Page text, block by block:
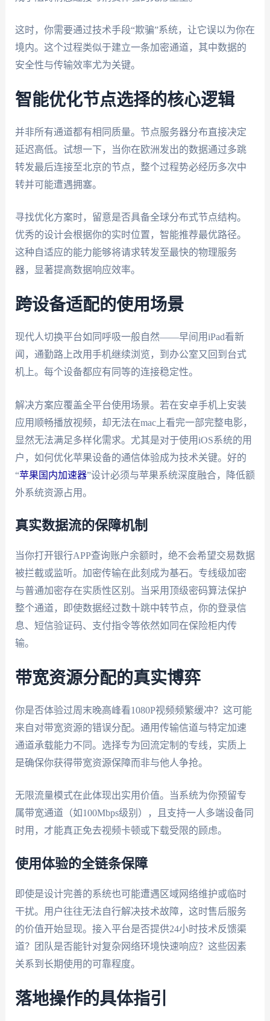
这时，你需要通过技术手段“欺骗”系统，让它误以为你在
境内。这个过程类似于建立一条加密通道，其中数据的
安全性与传输效率尤为关键。
智能优化节点选择的核心逻辑
并非所有通道都有相同质量。节点服务器分布直接决定
延迟高低。试想一下，当你在欧洲发出的数据通过多跳
转发最后连接至北京的节点，整个过程势必经历多次中
转并可能遭遇拥塞。
寻找优化方案时，留意是否具备全球分布式节点结构。
优秀的设计会根据你的实时位置，智能推荐最优路径。
这种自适应的能力能够将请求转发至最快的物理服务
器，显著提高数据响应效率。
跨设备适配的使用场景
现代人切换平台如同呼吸一般自然——早间用iPad看新
闻，通勤路上改用手机继续浏览，到办公室又回到台式
机上。每个设备都应有同等的连接稳定性。
解决方案应覆盖全平台使用场景。若在安卓手机上安装
应用顺畅播放视频，却无法在mac上看完一部完整电影，
显然无法满足多样化需求。尤其是对于使用iOS系统的用
户，如何优化苹果设备的通信体验成为技术关键。好的
“苹果国内加速器”设计必须与苹果系统深度融合，降低额
外系统资源占用。
真实数据流的保障机制
当你打开银行APP查询账户余额时，绝不会希望交易数据
被拦截或监听。加密传输在此刻成为基石。专线级加密
与普通加密存在实质性区别。当采用顶级密码算法保护
整个通道，即使数据经过数十跳中转节点，你的登录信
息、短信验证码、支付指令等依然如同在保险柜内传
输。
带宽资源分配的真实博弈
你是否体验过周末晚高峰看1080P视频频繁缓冲？这可能
来自对带宽资源的错误分配。通用传输信道与特定加速
通道承载能力不同。选择专为回流定制的专线，实质上
是确保你获得带宽资源保障而非与他人争抢。
无限流量模式在此体现出实用价值。当系统为你预留专
属带宽通道（如100Mbps级别），且支持一人多端设备同
时用，才能真正免去视频卡顿或下载受限的顾虑。
使用体验的全链条保障
即使是设计完善的系统也可能遭遇区域网络维护或临时
干扰。用户往往无法自行解决技术故障，这时售后服务
的价值开始显现。接入平台是否提供24小时技术反馈渠
道？团队是否能针对复杂网络环境快速响应？这些因素
关系到长期使用的可靠程度。
落地操作的具体指引